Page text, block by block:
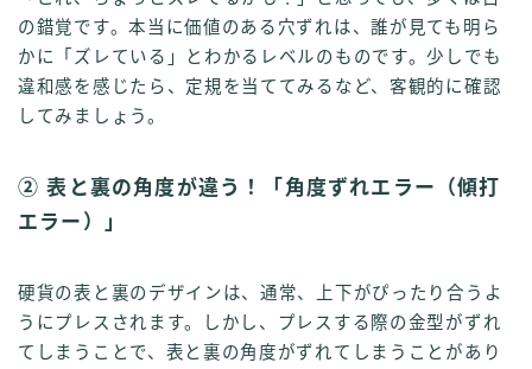
の錯覚です。本当に価値のある穴ずれは、誰が見ても明ら
かに「ズレている」とわかるレベルのものです。少しでも
違和感を感じたら、定規を当ててみるなど、客観的に確認
してみましょう。
② 表と裏の角度が違う！「角度ずれエラー（傾打
エラー）」
硬貨の表と裏のデザインは、通常、上下がぴったり合うよ
うにプレスされます。しかし、プレスする際の金型がずれ
てしまうことで、表と裏の角度がずれてしまうことがあり